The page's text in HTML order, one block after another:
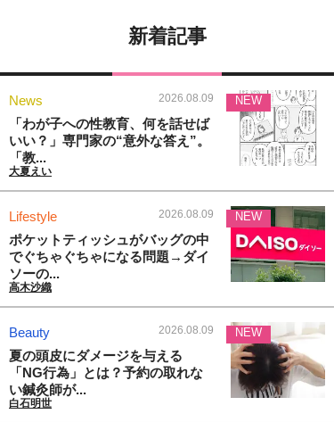
新着記事
News 2026.08.09
「わが子への性教育、何を話せば
いい？」専門家の“意外な答え”。
「教...
大夏えい
NEW
Lifestyle 2026.08.09
ポケットティッシュがバッグの中
でぐちゃぐちゃになる問題→ダイ
ソーの...
高木沙織
NEW
Beauty 2026.08.09
夏の頭皮にダメージを与える
「NG行為」とは？予約の取れな
い鍼灸師が...
白石明世
NEW